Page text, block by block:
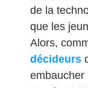
de la
que les
Alors,
décideurs
embaucher